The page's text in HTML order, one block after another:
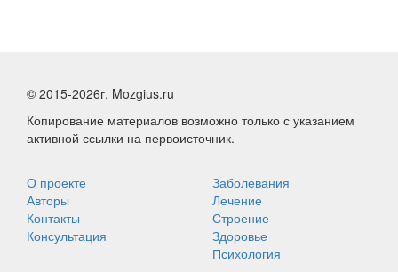
© 2015-2026г. Mozgius.ru
Копирование материалов возможно только с указанием
активной ссылки на первоисточник.
О проекте
Авторы
Контакты
Консультация
Заболевания
Лечение
Строение
Здоровье
Психология